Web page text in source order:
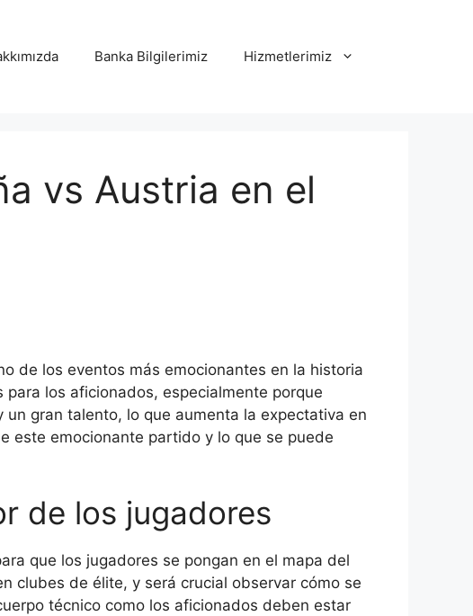
Banka Bilgilerimiz Hizmetlerimiz
vs Austria en el
de los eventos más emocionantes en la historia
los aficionados, especialmente porque
gran talento, lo que aumenta la expectativa en
este emocionante partido y lo que se puede
de los jugadores
que los jugadores se pongan en el mapa del
clubes de élite, y será crucial observar cómo se
técnico como los aficionados deben estar